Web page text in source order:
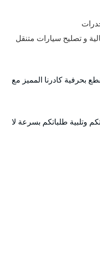
و تصليح سيارات متنقل
بحرفية كادرنا المميز مع
وتلبية طلباتكم بسرعة لا